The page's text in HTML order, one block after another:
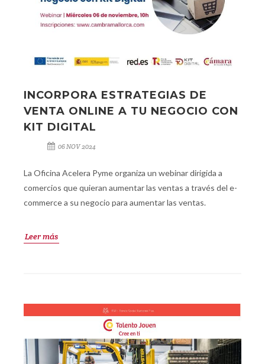
INCORPORA ESTRATEGIAS DE
VENTA ONLINE A TU NEGOCIO CON
KIT DIGITAL
06 NOV 2024
La Oficina Acelera Pyme organiza un webinar dirigida a
comercios que quieran aumentar las ventas a través del e-
commerce a su negocio para aumentar las ventas.
Leer más